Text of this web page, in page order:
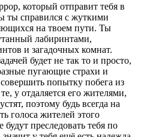
который отправит тебя в
ты справился с жуткими
на твоем пути. Ты
лабиринтами,
и загадочных комнат.
будет не так то и просто,
пугающие страхи и
попытку побега из
у отдаляется его жителями,
поэтому будь всегда на
голоса жителей этого
преследовать тебя по